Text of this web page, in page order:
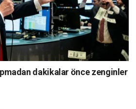
dakikalar önce zenginler